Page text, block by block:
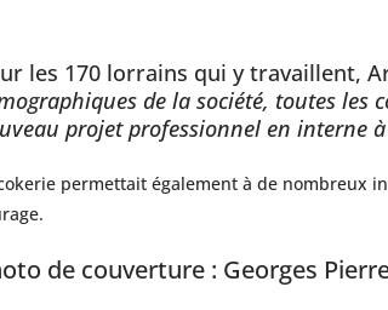
les 170 lorrains qui y travaillent,
de la société, toutes
projet professionnel en interne
permettait également à de nombreux
de couverture : Georges